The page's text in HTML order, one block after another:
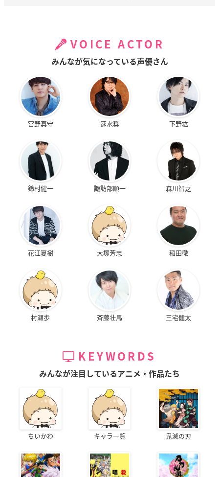
VOICE ACTOR
みんなが気になっている声優さん
宮野真守 速水奨 下野紘
鈴村健一 諏訪部順一 森川智之
花江夏樹 大塚芳忠 稲田徹
村瀬歩 斉藤壮馬 三宅健太
KEYWORDS
みんなが注目しているアニメ・作品たち
ちいかわ キャラ一覧 鬼滅の刃